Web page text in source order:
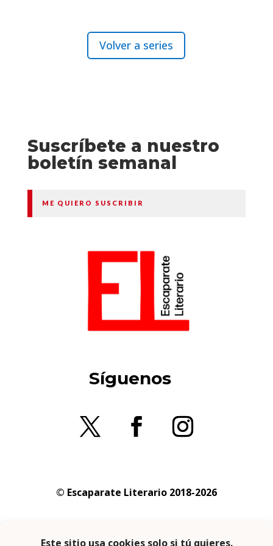
Volver a series
Suscríbete a nuestro
boletín semanal
ME QUIERO SUSCRIBIR
Síguenos
© Escaparate Literario 2018-2026